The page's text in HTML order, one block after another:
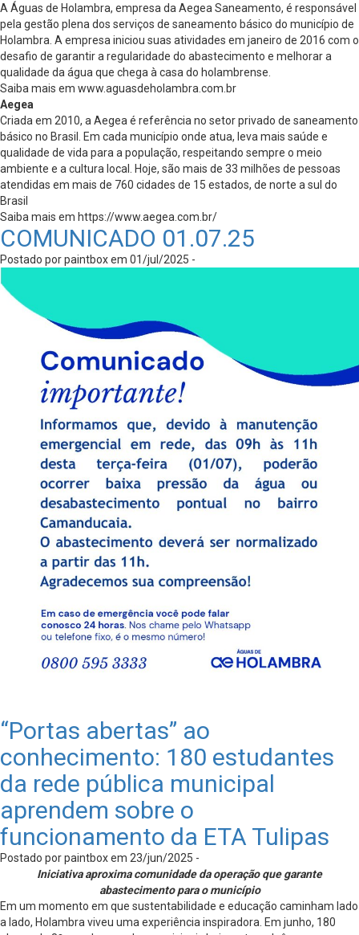
A Águas de Holambra, empresa da Aegea Saneamento, é responsável
pela gestão plena dos serviços de saneamento básico do município de
Holambra. A empresa iniciou suas atividades em janeiro de 2016 com o
desafio de garantir a regularidade do abastecimento e melhorar a
qualidade da água que chega à casa do holambrense.
Saiba mais em www.aguasdeholambra.com.br
Aegea
Criada em 2010, a Aegea é referência no setor privado de saneamento
básico no Brasil. Em cada município onde atua, leva mais saúde e
qualidade de vida para a população, respeitando sempre o meio
ambiente e a cultura local. Hoje, são mais de 33 milhões de pessoas
atendidas em mais de 760 cidades de 15 estados, de norte a sul do
Brasil
Saiba mais em https://www.aegea.com.br/
COMUNICADO 01.07.25
Postado por paintbox em 01/jul/2025 -
“Portas abertas” ao
conhecimento: 180 estudantes
da rede pública municipal
aprendem sobre o
funcionamento da ETA Tulipas
Postado por paintbox em 23/jun/2025 -
Iniciativa aproxima comunidade da operação que garante
abastecimento para o município
Em um momento em que sustentabilidade e educação caminham lado
a lado, Holambra viveu uma experiência inspiradora. Em junho, 180